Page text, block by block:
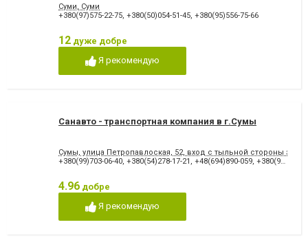
Суми, Суми
+380(97)575-22-75, +380(50)054-51-45, +380(95)556-75-66
12 дуже добре
Я рекомендую
Санавто - транспортная компания в г.Сумы
Сумы, улица Петропавлоская, 52, вход с тыльной стороны
+380(99)703-06-40, +380(54)278-17-21 , +48(694)890-059, +380(93)746-45-31
4.96 добре
Я рекомендую